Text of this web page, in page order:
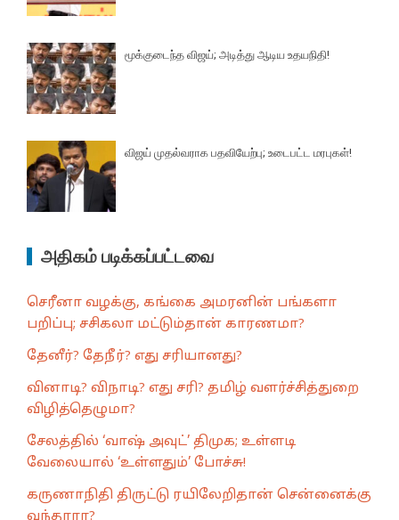
மூக்குடைந்த விஜய்; அடித்து ஆடிய உதயநிதி!
விஜய் முதல்வராக பதவியேற்பு; உடைபட்ட மரபுகள்!
அதிகம் படிக்கப்பட்டவை
செரீனா வழக்கு, கங்கை அமரனின் பங்களா
பறிப்பு; சசிகலா மட்டும்தான் காரணமா?
தேனீர்? தேநீர்? எது சரியானது?
வினாடி? விநாடி? எது சரி? தமிழ் வளர்ச்சித்துறை
விழித்தெழுமா?
சேலத்தில் ‘வாஷ் அவுட்’ திமுக; உள்ளடி
வேலையால் ‘உள்ளதும்’ போச்சு!
கருணாநிதி திருட்டு ரயிலேறிதான் சென்னைக்கு